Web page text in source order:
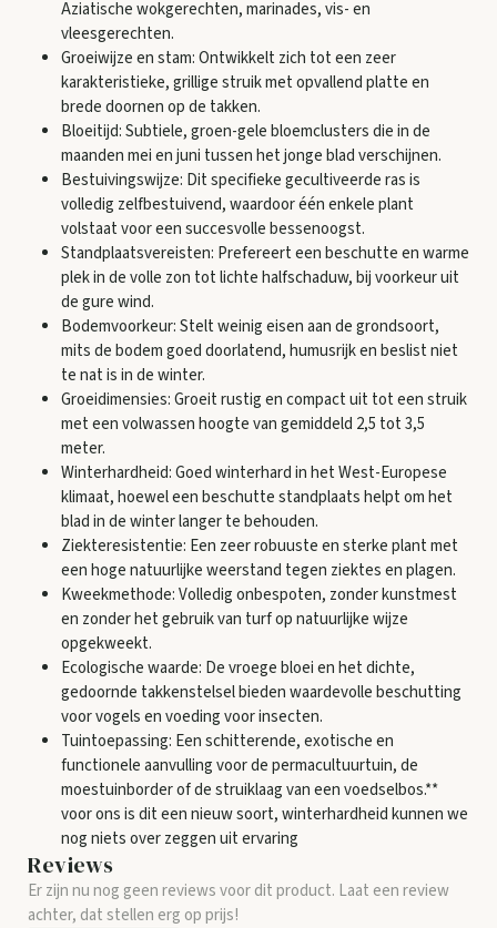
Aziatische wokgerechten, marinades, vis- en
vleesgerechten.
Groeiwijze en stam: Ontwikkelt zich tot een zeer
karakteristieke, grillige struik met opvallend platte en
brede doornen op de takken.
Bloeitijd: Subtiele, groen-gele bloemclusters die in de
maanden mei en juni tussen het jonge blad verschijnen.
Bestuivingswijze: Dit specifieke gecultiveerde ras is
volledig zelfbestuivend, waardoor één enkele plant
volstaat voor een succesvolle bessenoogst.
Standplaatsvereisten: Prefereert een beschutte en warme
plek in de volle zon tot lichte halfschaduw, bij voorkeur uit
de gure wind.
Bodemvoorkeur: Stelt weinig eisen aan de grondsoort,
mits de bodem goed doorlatend, humusrijk en beslist niet
te nat is in de winter.
Groeidimensies: Groeit rustig en compact uit tot een struik
met een volwassen hoogte van gemiddeld 2,5 tot 3,5
meter.
Winterhardheid: Goed winterhard in het West-Europese
klimaat, hoewel een beschutte standplaats helpt om het
blad in de winter langer te behouden.
Ziekteresistentie: Een zeer robuuste en sterke plant met
een hoge natuurlijke weerstand tegen ziektes en plagen.
Kweekmethode: Volledig onbespoten, zonder kunstmest
en zonder het gebruik van turf op natuurlijke wijze
opgekweekt.
Ecologische waarde: De vroege bloei en het dichte,
gedoornde takkenstelsel bieden waardevolle beschutting
voor vogels en voeding voor insecten.
Tuintoepassing: Een schitterende, exotische en
functionele aanvulling voor de permacultuurtuin, de
moestuinborder of de struiklaag van een voedselbos.**
voor ons is dit een nieuw soort, winterhardheid kunnen we
nog niets over zeggen uit ervaring
Reviews
Er zijn nu nog geen reviews voor dit product. Laat een review
achter, dat stellen erg op prijs!